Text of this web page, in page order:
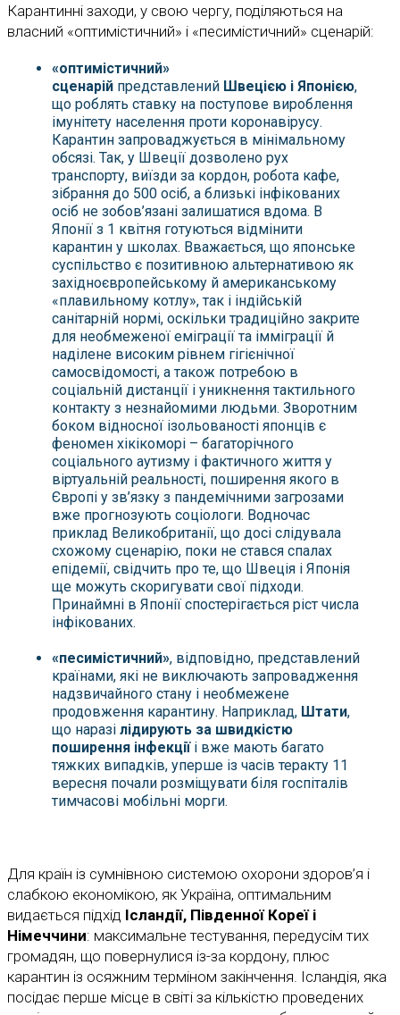
Карантинні заходи, у свою чергу, поділяються на
власний «оптимістичний» і «песимістичний» сценарій:
«оптимістичний»
сценарій представлений Швецією і Японією,
що роблять ставку на поступове вироблення
імунітету населення проти коронавірусу.
Карантин запроваджується в мінімальному
обсязі. Так, у Швеції дозволено рух
транспорту, виїзди за кордон, робота кафе,
зібрання до 500 осіб, а близькі інфікованих
осіб не зобов’язані залишатися вдома. В
Японії з 1 квітня готуються відмінити
карантин у школах. Вважається, що японське
суспільство є позитивною альтернативою як
західноєвропейському й американському
«плавильному котлу», так і індійській
санітарній нормі, оскільки традиційно закрите
для необмеженої еміграції та імміграції й
наділене високим рівнем гігієнічної
самосвідомості, а також потребою в
соціальній дистанції і уникнення тактильного
контакту з незнайомими людьми. Зворотним
боком відносної ізольованості японців є
феномен хікікоморі – багаторічного
соціального аутизму і фактичного життя у
віртуальній реальності, поширення якого в
Європі у зв’язку з пандемічними загрозами
вже прогнозують соціологи. Водночас
приклад Великобританії, що досі слідувала
схожому сценарію, поки не стався спалах
епідемії, свідчить про те, що Швеція і Японія
ще можуть скоригувати свої підходи.
Принаймні в Японії спостерігається ріст числа
інфікованих.
«песимістичний», відповідно, представлений
країнами, які не виключають запровадження
надзвичайного стану і необмежене
продовження карантину. Наприклад, Штати,
що наразілідирують за швидкістю
поширення інфекції і вже мають багато
тяжких випадків, уперше із часів теракту 11
вересня почали розміщувати біля госпіталів
тимчасові мобільні морги.
Для країн із сумнівною системою охорони здоров’я і
слабкою економікою, як Україна, оптимальним
видається підхід Ісландії, Південної Кореї і
Німеччини: максимальне тестування, передусім тих
громадян, що повернулися із-за кордону, плюс
карантин із осяжним терміном закінчення. Ісландія, яка
посідає перше місце в світі за кількістю проведених